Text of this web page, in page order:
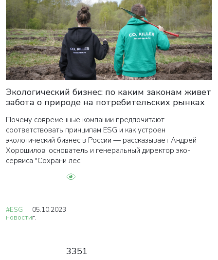
Экологический бизнес: по каким законам живет
забота о природе на потребительских рынках
Почему современные компании предпочитают
соответствовать принципам ESG и как устроен
экологический бизнес в России — рассказывает Андрей
Хорошилов, основатель и генеральный директор эко-
сервиса "Сохрани лес"
#ESG
новости
05.10.2023
г.
3351